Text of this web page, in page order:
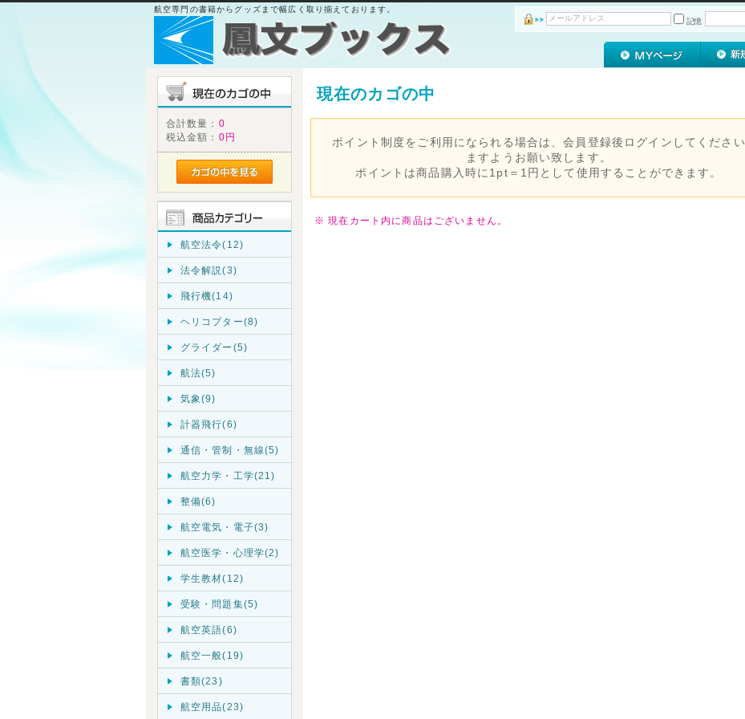
航空専門の書籍からグッズまで幅広く取り揃えております。
記憶
合計数量： 0
税込金額： 0円
航空法令(12)
法令解説(3)
飛行機(14)
ヘリコプター(8)
グライダー(5)
航法(5)
気象(9)
計器飛行(6)
通信・管制・無線(5)
航空力学・工学(21)
整備(6)
航空電気・電子(3)
航空医学・心理学(2)
学生教材(12)
受験・問題集(5)
航空英語(6)
航空一般(19)
書類(23)
航空用品(23)
現在のカゴの中
ポイント制度をご利用になられる場合は、会員登録後ログインしてください
ますようお願い致します。
ポイントは商品購入時に 1pt＝1円 として使用することができます。
※ 現在カート内に商品はございません。